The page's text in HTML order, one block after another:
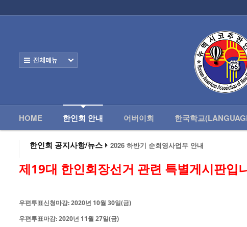
HOME 한인회 안내 어버이회 한국학교
한인회 공지사항/뉴스
2026 하반기 순회영사업무 안내
왕과 사는 남자 앨버커키에서 영화 상영합니
알버커키 감리교회 부흥회 조영진 목사님
제19대 한인회장선거 관련 특별게시판입
우편투표신청마감: 2020년 10월 30일(금)
우편투표마감: 2020년 11월 27일(금)
한인회 안내
- 한인회 연혁
- 한인회소식/공지사항
- 행사 일정표